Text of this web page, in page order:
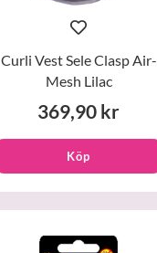
Curli Vest Sele Clasp Air-
Mesh Lilac
369,90 kr
Köp